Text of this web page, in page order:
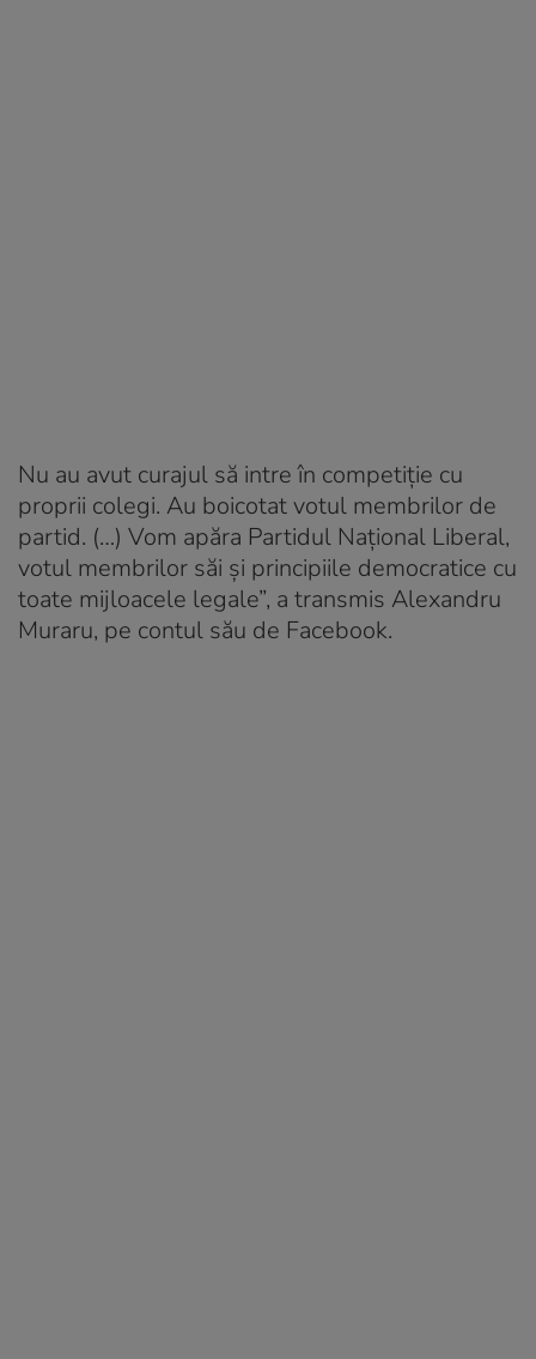
Nu au avut curajul să intre în competiție cu
proprii colegi. Au boicotat votul membrilor de
partid. (…) Vom apăra Partidul Național Liberal,
votul membrilor săi și principiile democratice cu
toate mijloacele legale”, a transmis Alexandru
Muraru, pe contul său de Facebook.